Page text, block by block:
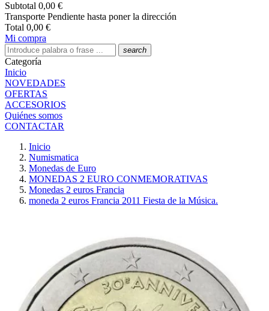
Subtotal 0,00 €
Transporte Pendiente hasta poner la dirección
Total 0,00 €
Mi compra
search
Categoría
Inicio
NOVEDADES
OFERTAS
ACCESORIOS
Quiénes somos
CONTACTAR
Inicio
Numismatica
Monedas de Euro
MONEDAS 2 EURO CONMEMORATIVAS
Monedas 2 euros Francia
moneda 2 euros Francia 2011 Fiesta de la Música.